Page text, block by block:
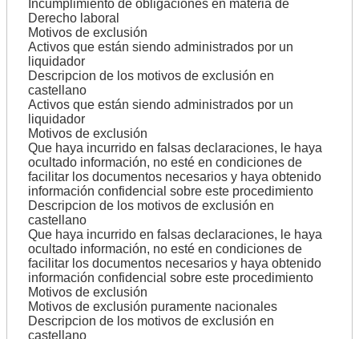
Incumplimiento de obligaciones en materia de
Derecho laboral
Motivos de exclusión
Activos que están siendo administrados por un
liquidador
Descripcion de los motivos de exclusión en
castellano
Activos que están siendo administrados por un
liquidador
Motivos de exclusión
Que haya incurrido en falsas declaraciones, le haya
ocultado información, no esté en condiciones de
facilitar los documentos necesarios y haya obtenido
información confidencial sobre este procedimiento
Descripcion de los motivos de exclusión en
castellano
Que haya incurrido en falsas declaraciones, le haya
ocultado información, no esté en condiciones de
facilitar los documentos necesarios y haya obtenido
información confidencial sobre este procedimiento
Motivos de exclusión
Motivos de exclusión puramente nacionales
Descripcion de los motivos de exclusión en
castellano